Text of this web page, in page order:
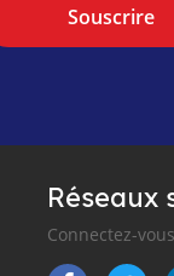
Souscrire
Réseaux
Connectez-